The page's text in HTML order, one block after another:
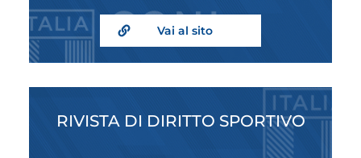
Vai al sito
RIVISTA DI DIRITTO SPORTIVO